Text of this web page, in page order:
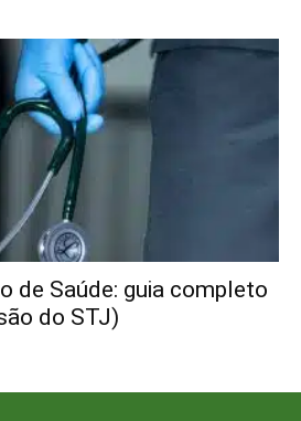
de Saúde: guia completo
do STJ)